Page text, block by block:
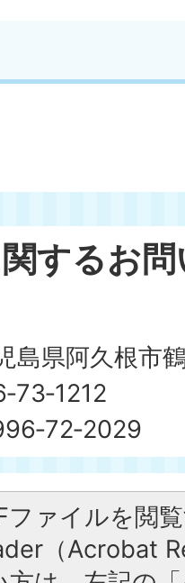
するお
島県阿久根市
ファイルを閲
（Acrobat